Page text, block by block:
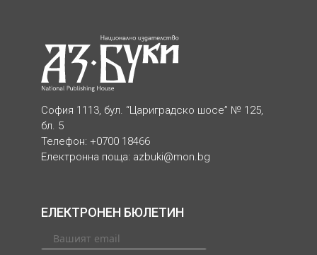
София 1113, бул. “Цариградско шосе” № 125,
бл. 5
Телефон: +0700 18466
Електронна поща: azbuki@mon.bg
ЕЛЕКТРОНЕН БЮЛЕТИН